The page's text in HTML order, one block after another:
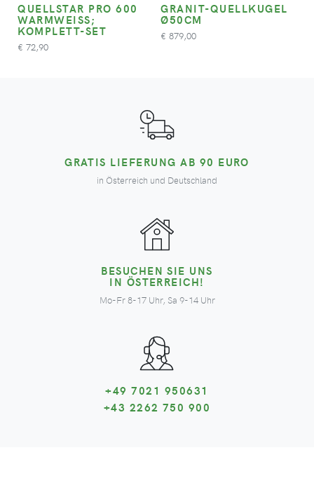
QUELLSTAR PRO 600
WARMWEISS; K
OMPLETT-SET
€ 72,90
GRANIT-QUELLKUGEL
Ø50CM
€ 879,00
GRATIS LIEFERUNG AB 90 EURO
in Österreich und Deutschland
BESUCHEN SIE UNS
IN ÖSTERREICH!
Mo-Fr 8-17 Uhr, Sa 9-14 Uhr
+49 7021 950631
+43 2262 750 900